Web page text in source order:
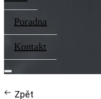
Poradna
Kontakt
Zpět